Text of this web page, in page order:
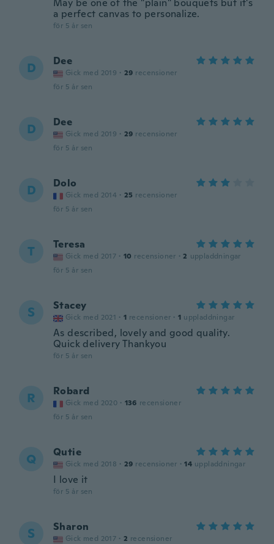
May be one of the "plain" bouquets but it's
a perfect canvas to personalize.
för 5 år sen
D Dee
Gick med 2019 · 29 recensioner
för 5 år sen
D Dee
Gick med 2019 · 29 recensioner
för 5 år sen
D Dolo
Gick med 2014 · 25 recensioner
för 5 år sen
T Teresa
Gick med 2017 · 10 recensioner · 2 uppladdningar
för 5 år sen
S Stacey
Gick med 2021 · 1 recensioner · 1 uppladdningar
As described, lovely and good quality.
Quick delivery Thankyou
för 5 år sen
R Robard
Gick med 2020 · 136 recensioner
för 5 år sen
Q Qutie
Gick med 2018 · 29 recensioner · 14 uppladdningar
I love it
för 5 år sen
S Sharon
Gick med 2017 · 2 recensioner